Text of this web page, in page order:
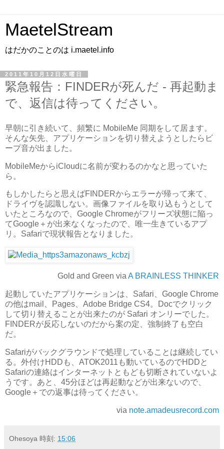
MaetelStream
はだかのことのは i.maetel.info
2011年10月12日水曜日
緊急報告：FINDERが死んだ - 再起動ま
で、返信は待ってください。
早朝に引き続いて、頻繁に MobileMe 同期をして居ます。
そんな矢先、アプリケーションを切り替えようとしたらビ
ープ音が出ました。
MobileMeからiCloudに名前が変わるのかなと思っていた
ら。
もしかしたらと思えばFINDERからエラーが帰って来て、
ドライヴを認識しない。画像ファイルを取り込もうとして
いたところなので、Google Chromeがフリーズ状態に陥っ
てGoogle＋が出来なくなったので、唯一生きているアプ
リ。Safariで現状報告となりました。
Gold and Green via A BRAINLESS THINKER
起動していたアプリケーションは、Safari、Google Chrome
の他はmail、Pages、Adobe Bridge CS4。Docでクリック
して切り替えることが出来たのが Safari オンリーでした。
FINDERが反応しないのだから案の定、強制終了も空白
だ。
Safariがバックグラウンドで処理していることは継続してい
る。外付けHDDも、ATOK2011も動いているのでHDDと
Safariの連絡はインターネットともども切断されていないよ
うです。あと、45分ほどは再起動などが出来ないので、
Google＋での返事は待ってください。
via note.amadeusrecord.com
Ohesoya 時刻: 15:06